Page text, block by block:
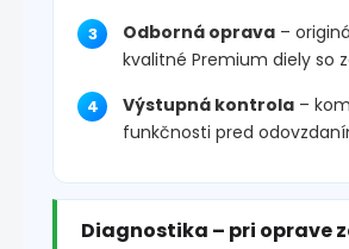
Odborná oprava –
kvalitné Premium diely so
Výstupná kontrola –
funkčnosti pred
Diagnostika – pri oprave